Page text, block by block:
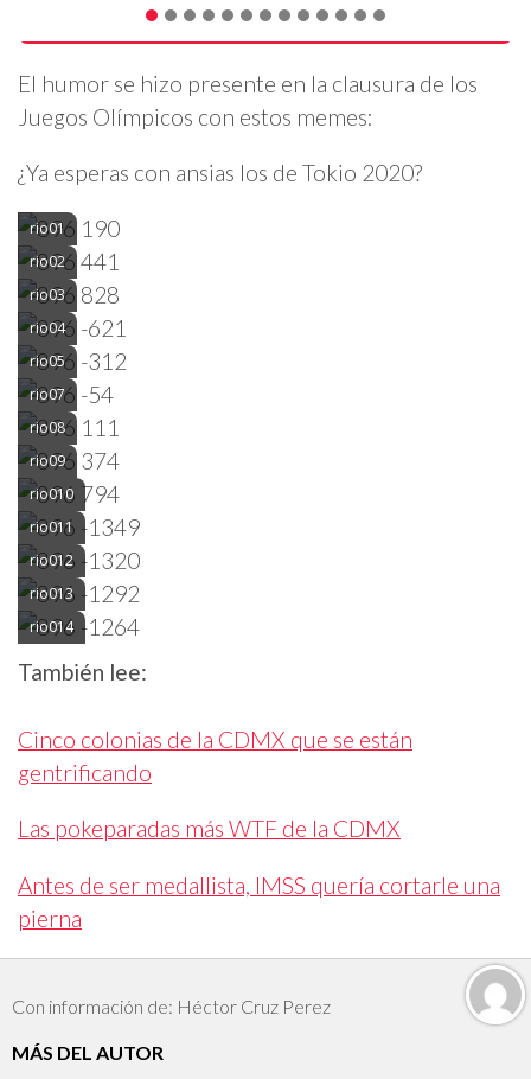
El humor se hizo presente en la clausura de los
Juegos Olímpicos con estos memes:
¿Ya esperas con ansias los de Tokio 2020?
rio01
rio02
rio03
rio04
rio05
rio07
rio08
rio09
rio010
rio011
rio012
rio013
rio014
También lee:
Cinco colonias de la CDMX que se están
gentrificando
Las pokeparadas más WTF de la CDMX
Antes de ser medallista, IMSS quería cortarle una
pierna
Con información de: Héctor Cruz Perez
MÁS DEL AUTOR